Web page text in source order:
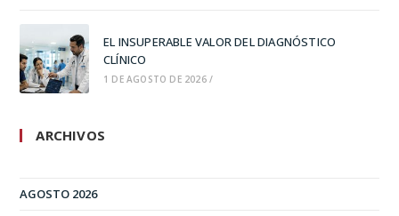
EL INSUPERABLE VALOR DEL DIAGNÓSTICO
CLÍNICO
1 DE AGOSTO DE 2026 /
ARCHIVOS
AGOSTO 2026